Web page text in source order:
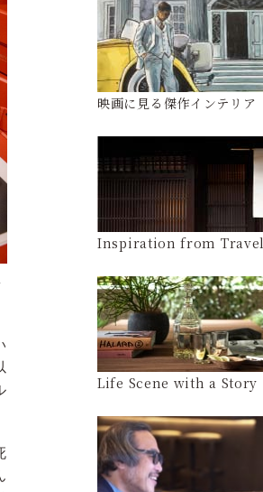
映画に見る傑作インテリア
Inspiration from Travel
Life Scene with a Story